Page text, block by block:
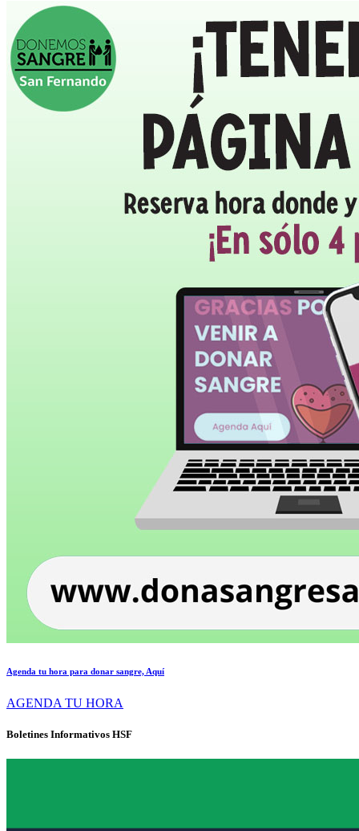
Agenda tu hora para donar sangre, Aquí
AGENDA TU HORA
Boletines Informativos HSF